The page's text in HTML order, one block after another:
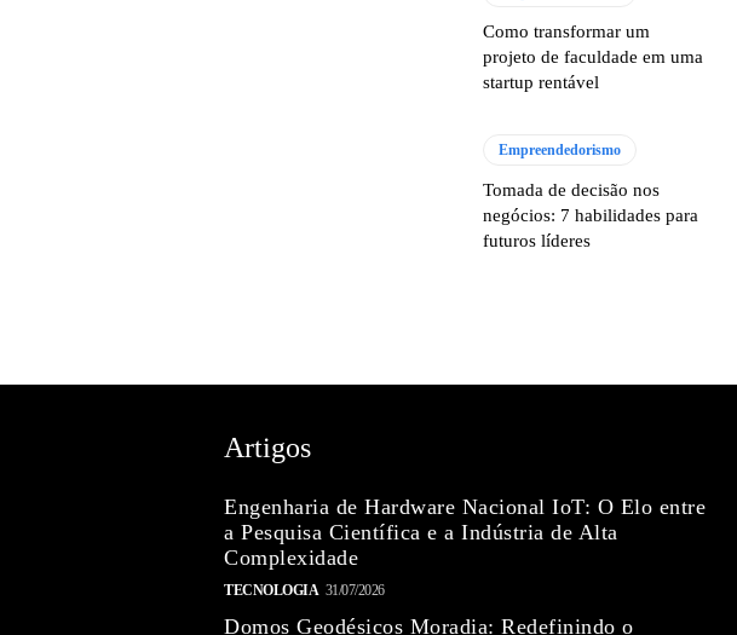
Como transformar um
projeto de faculdade em uma
startup rentável
Empreendedorismo
Tomada de decisão nos
negócios: 7 habilidades para
futuros líderes
Artigos
Engenharia de Hardware Nacional IoT: O Elo entre
a Pesquisa Científica e a Indústria de Alta
Complexidade
TECNOLOGIA 31/07/2026
Domos Geodésicos Moradia: Redefinindo o